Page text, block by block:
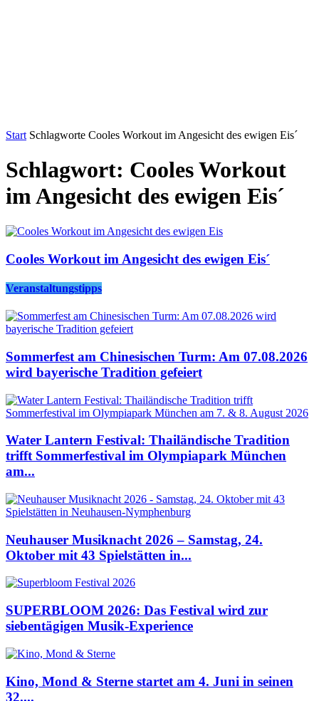
Start Schlagworte Cooles Workout im Angesicht des ewigen Eis´
Schlagwort: Cooles Workout
im Angesicht des ewigen Eis´
Cooles Workout im Angesicht des ewigen Eis´
Veranstaltungstipps
Sommerfest am Chinesischen Turm: Am 07.08.2026
wird bayerische Tradition gefeiert
Water Lantern Festival: Thailändische Tradition
trifft Sommerfestival im Olympiapark München
am...
Neuhauser Musiknacht 2026 – Samstag, 24.
Oktober mit 43 Spielstätten in...
SUPERBLOOM 2026: Das Festival wird zur
siebentägigen Musik-Experience
Kino, Mond & Sterne startet am 4. Juni in seinen
32....